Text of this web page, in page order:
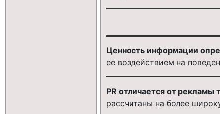
Ценность информации
ее воздействием на
PR отличается от рекламы
рассчитаны на более